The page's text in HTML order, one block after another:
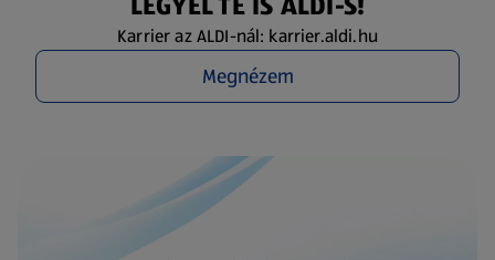
Karrier az ALDI-nál: karrier.aldi.hu
Megnézem